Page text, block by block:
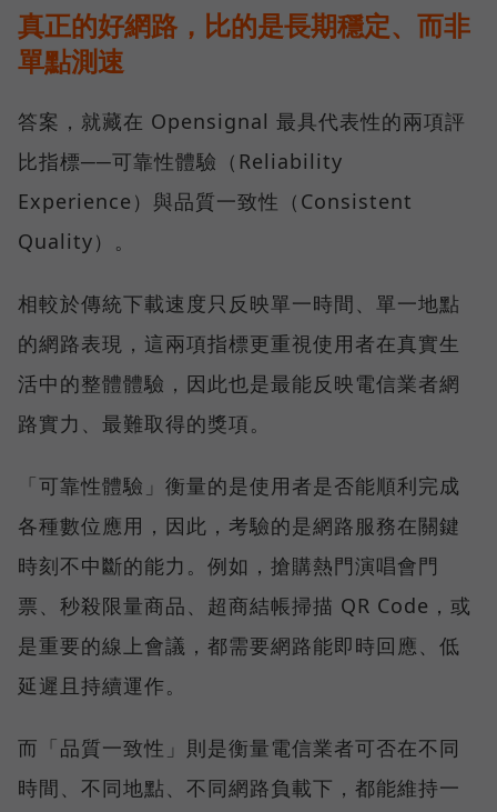
真正的好網路，比的是長期穩定、而非
單點測速
答案，就藏在 Opensignal 最具代表性的兩項評
比指標──可靠性體驗（Reliability
Experience）與品質一致性（Consistent
Quality）。
相較於傳統下載速度只反映單一時間、單一地點
的網路表現，這兩項指標更重視使用者在真實生
活中的整體體驗，因此也是最能反映電信業者網
路實力、最難取得的獎項。
「可靠性體驗」衡量的是使用者是否能順利完成
各種數位應用，因此，考驗的是網路服務在關鍵
時刻不中斷的能力。例如，搶購熱門演唱會門
票、秒殺限量商品、超商結帳掃描 QR Code，或
是重要的線上會議，都需要網路能即時回應、低
延遲且持續運作。
而「品質一致性」則是衡量電信業者可否在不同
時間、不同地點、不同網路負載下，都能維持一